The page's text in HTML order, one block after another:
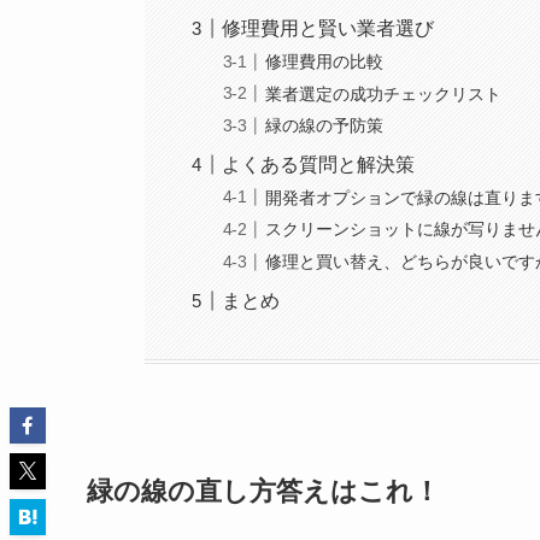
修理費用と賢い業者選び
修理費用の比較
業者選定の成功チェックリスト
緑の線の予防策
よくある質問と解決策
開発者オプションで緑の線は直りま
スクリーンショットに線が写りませ
修理と買い替え、どちらが良いです
まとめ
緑の線の直し方答えはこれ！